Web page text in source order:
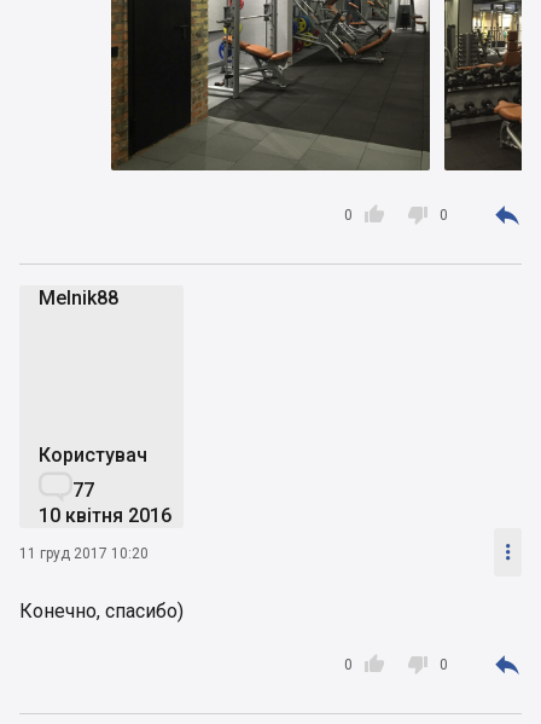

0  0 
Melnik88
Користувач
77
10 квітня 2016
11 груд 2017 10:20 
Конечно, спасибо)

0  0 